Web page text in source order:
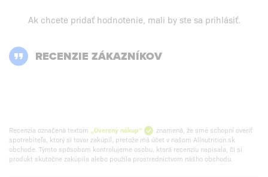
Ak chcete pridať hodnotenie, mali by ste sa prihlásiť.
RECENZIE ZÁKAZNÍKOV
Recenzia označená textom „Overený nákup“
znamená, že sme schopní overiť
spotrebiteľa, ktorý si tovar zakúpil, pretože má účet v našom Allnutrition.sk
obchode. Týmto spôsobom kontrolujeme osobu, ktorá recenziu napísala, či si
produkt skutočne zakúpila alebo použila prostredníctvom nášho obchodu.